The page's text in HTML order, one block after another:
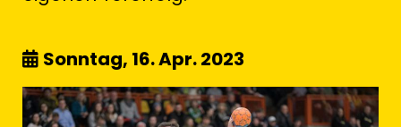
Sonntag, 16. Apr. 2023